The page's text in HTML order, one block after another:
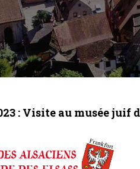
: Visite au musée juif